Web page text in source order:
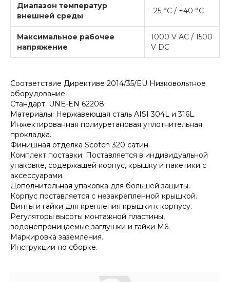
Диапазон температур
внешней среды
-25 °C / +40 °C
Максимальное рабочее
напряжение
1000 V AC / 1500
V DC
Соответствие Директиве 2014/35/EU Низковольтное
оборудование.
Стандарт: UNE-EN 62208.
Материалы: Нержавеющая сталь AISI 304L и 316L.
Инжектированная полиуретановая уплотнительная
прокладка.
Финишная отделка Scotch 320 сатин.
Комплект поставки: Поставляется в индивидуальной
упаковке, содержащей корпус, крышку и пакетики с
аксессуарами.
Дополнительная упаковка для большей защиты.
Корпус поставляется с незакрепленной крышкой.
Винты и гайки для крепления крышки к корпусу.
Регуляторы высоты монтажной пластины,
водонепроницаемые заглушки и гайки M6.
Маркировка заземления.
Инструкции по сборке.